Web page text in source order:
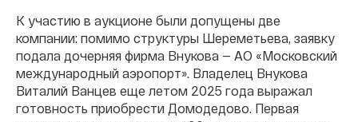
К участию в аукционе были допущены две
компании: помимо структуры Шереметьева, заявку
подала дочерняя фирма Внукова — АО «Московский
международный аэропорт». Владелец Внукова
Виталий Ванцев еще летом 2025 года выражал
готовность приобрести Домодедово. Первая